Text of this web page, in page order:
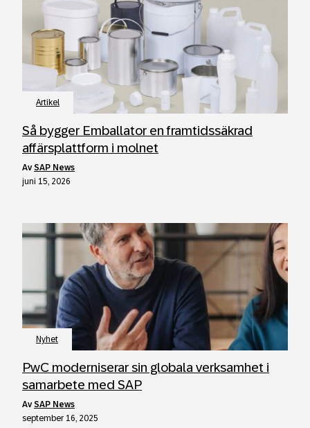
Artikel
Så bygger Emballator en framtidssäkrad
affärsplattform i molnet
avSAP News
juni 15, 2026
Nyhet
PwC moderniserar sin globala verksamhet i
samarbete med SAP
avSAP News
september 16, 2025